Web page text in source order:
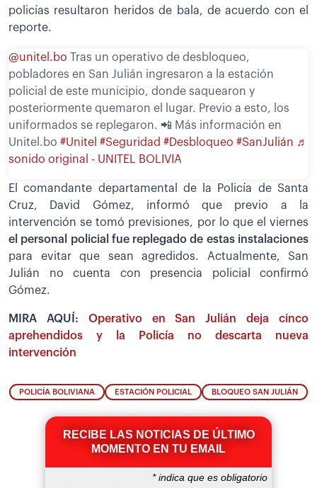
policías resultaron heridos de bala, de acuerdo con el
reporte.
@unitel.bo Tras un operativo de desbloqueo,
pobladores en San Julián ingresaron a la estación
policial de este municipio, donde saquearon y
posteriormente quemaron el lugar. Previo a esto, los
uniformados se replegaron. 📲 Más información en
Unitel.bo #Unitel #Seguridad #Desbloqueo #SanJulián ♬
sonido original - UNITEL BOLIVIA
El comandante departamental de la Policía de Santa
Cruz, David Gómez, informó que previo a la
intervención se tomó previsiones, por lo que el viernes
el personal policial fue replegado de estas instalaciones
para evitar que sean agredidos. Actualmente, San
Julián no cuenta con presencia policial confirmó
Gómez.
MIRA AQUÍ: Operativo en San Julián deja cinco
aprehendidos y la Policía no descarta nueva
intervención
POLICÍA BOLIVIANA ESTACIÓN POLICIAL BLOQUEO SAN JULIÁN
RECIBE LAS NOTICIAS DE ÚLTIMO
MOMENTO EN TU EMAIL
*indica que es obligatorio